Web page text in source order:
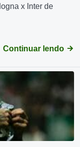
x Inter de
Continuar lendo